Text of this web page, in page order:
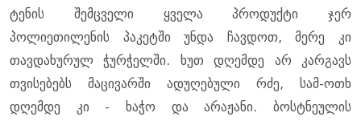
ტენის შემცველი ყველა პროდუქტი ჯერ
პოლიეთილენის პაკეტში უნდა ჩავდოთ, მერე კი
თავდახურულ ჭურჭელში. ხუთ დღემდე არ კარგავს
თვისებებს მაცივარში ადუღებული რძე, სამ-ოთხ
დღემდე კი - ხაჭო და არაჟანი. ბოსტნეულის